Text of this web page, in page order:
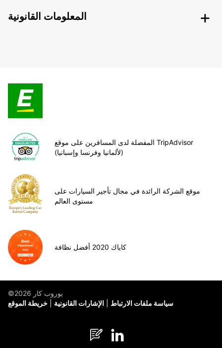
المعلومات القانونية
المفضلة لدى المسافرين على موقع TripAdvisor
(لألمانيا وفرنسا وإسبانيا)
موقع الشركة الرائدة في مجال تأجير السيارات على
مستوى العالم
كاياك 2020 أفضل نظافة
©يوروب كار 2026
خريطة الموقع
الإشارات القانونية سياسة ملفات الارتباط